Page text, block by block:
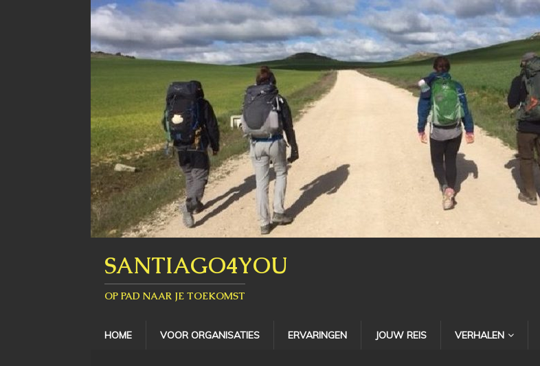
SANTIAGO4YOU
OP PAD NAAR JE TOEKOMST
HOME VOOR ORGANISATIES ERVARINGEN JOUW REIS VERHALEN